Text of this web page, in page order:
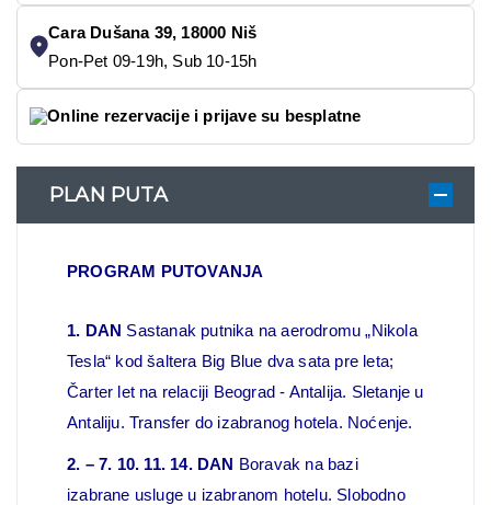
Cara Dušana 39, 18000 Niš
Pon-Pet 09-19h, Sub 10-15h
Online rezervacije i prijave su besplatne
PLAN PUTA
PROGRAM PUTOVANJA
1. DAN Sastanak putnika na aerodromu „Nikola
Tesla“ kod šaltera Big Blue dva sata pre leta;
Čarter let na relaciji Beograd - Antalija. Sletanje u
Antaliju. Transfer do izabranog hotela. Noćenje.
2. – 7. 10. 11. 14. DAN Boravak na bazi
izabrane usluge u izabranom hotelu. Slobodno